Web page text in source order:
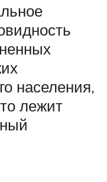
населения,
лежит